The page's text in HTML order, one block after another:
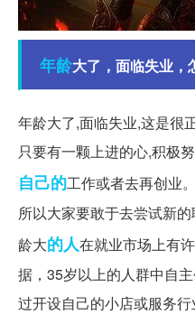
年龄大了，面临失业，
年龄大了,面临失业,这是很
只要有一颗上进的心,积极
自己的工作或者去再创业
所以大家要敢于去尝试新
龄大的人在就业市场上有
据，35岁以上的人群中自
过开设自己的小店或服务行